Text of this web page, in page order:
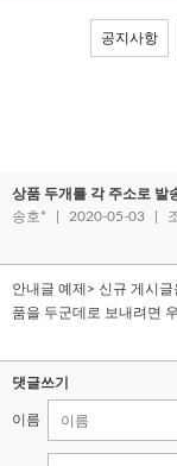
공지사항
상품 두개를 각 주소로 발
송호*
2020-05-03
안내글 예제> 신규 게시
품을 두군데로 보내려면
댓글쓰기
이름